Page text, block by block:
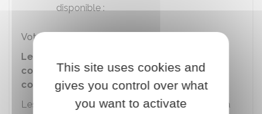
disponible :
Vote par correspondance d'un copropriétaire
Les devis doivent-ils être joints à la
convocation d'un assemblée générale de
copropriété ?
Les devis doivent obligatoirement être joints à la
This site uses cookies and
gives you control over what
you want to activate